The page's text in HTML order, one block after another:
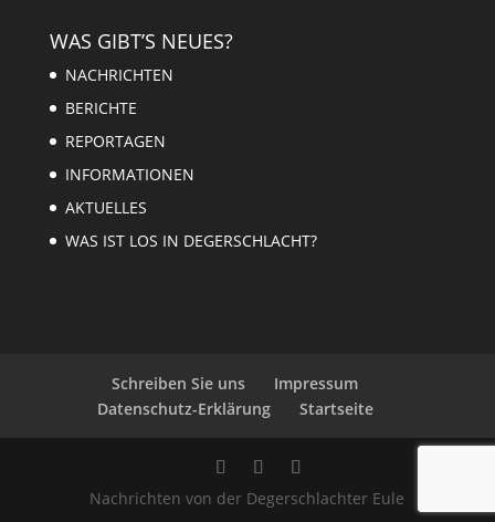
WAS GIBT’S NEUES?
NACHRICHTEN
BERICHTE
REPORTAGEN
INFORMATIONEN
AKTUELLES
WAS IST LOS IN DEGERSCHLACHT?
Schreiben Sie uns
Impressum
Datenschutz-Erklärung
Startseite
Nachrichten von der Degerschlachter Eule